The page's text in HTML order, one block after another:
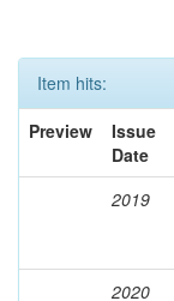
Item hits:
Preview
Issue
Date
2019
2020